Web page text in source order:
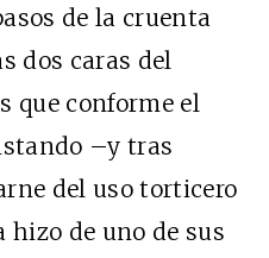
de la cruenta
dos caras del
que conforme el
–y tras
del uso torticero
hizo de uno de sus